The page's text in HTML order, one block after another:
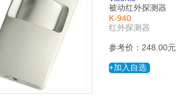
被动红外探测器
K-940
红外探测器
参考价：248.00元
+加入自选